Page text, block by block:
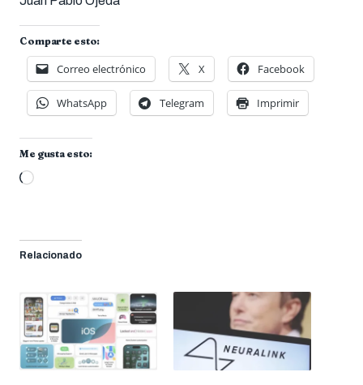
Comparte esto:
Correo electrónico X Facebook
WhatsApp Telegram Imprimir
Me gusta esto:
Cargando...
Relacionado